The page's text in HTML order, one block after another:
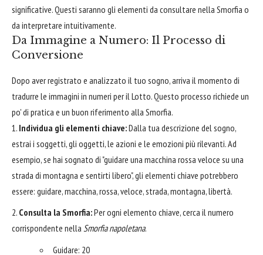
significative. Questi saranno gli elementi da consultare nella Smorfia o
da interpretare intuitivamente.
Da Immagine a Numero: Il Processo di
Conversione
Dopo aver registrato e analizzato il tuo sogno, arriva il momento di
tradurre le immagini in numeri per il Lotto. Questo processo richiede un
po' di pratica e un buon riferimento alla Smorfia.
Individua gli elementi chiave:Dalla tua descrizione del sogno,
estrai i soggetti, gli oggetti, le azioni e le emozioni più rilevanti. Ad
esempio, se hai sognato di "guidare una macchina rossa veloce su una
strada di montagna e sentirti libero", gli elementi chiave potrebbero
essere: guidare, macchina, rossa, veloce, strada, montagna, libertà.
Consulta la Smorfia:Per ogni elemento chiave, cerca il numero
corrispondente nella Smorfia napoletana.
Guidare: 20